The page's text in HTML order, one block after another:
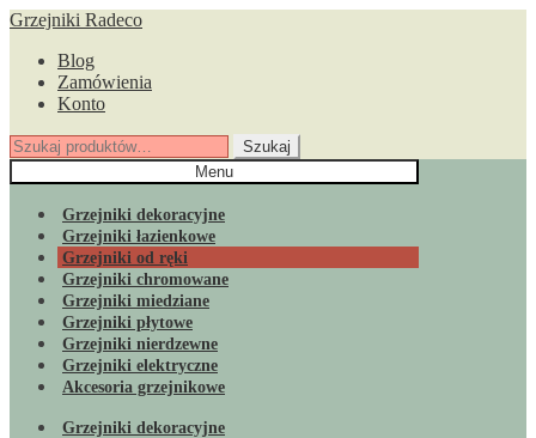
Przejdź
nawigacji
Przejdź
treści
Grzejniki Radeco
Blog
Zamówienia
Konto
Szukaj:
Szukaj
Menu
Grzejniki dekoracyjne
Grzejniki łazienkowe
Grzejniki od ręki
Grzejniki chromowane
Grzejniki miedziane
Grzejniki płytowe
Grzejniki nierdzewne
Grzejniki elektryczne
Akcesoria grzejnikowe
Grzejniki dekoracyjne